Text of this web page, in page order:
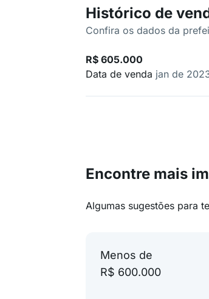
Histórico de
Confira os dados da
R$ 605.000
Data de venda jan de
Encontre mais
Algumas sugestões para
Menos de
R$ 600.000